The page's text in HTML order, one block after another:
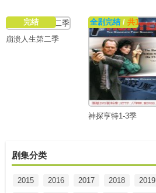
完结
崩溃人生第二季
全剧完结 /共153集
神探亨特1-3季
剧集分类
2015 2016 2017 2018 2019